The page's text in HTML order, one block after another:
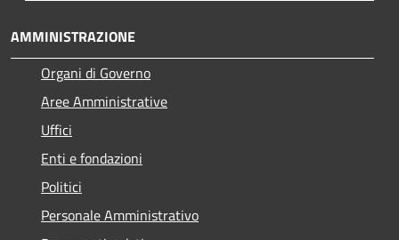
AMMINISTRAZIONE
Organi di Governo
Aree Amministrative
Uffici
Enti e fondazioni
Politici
Personale Amministrativo